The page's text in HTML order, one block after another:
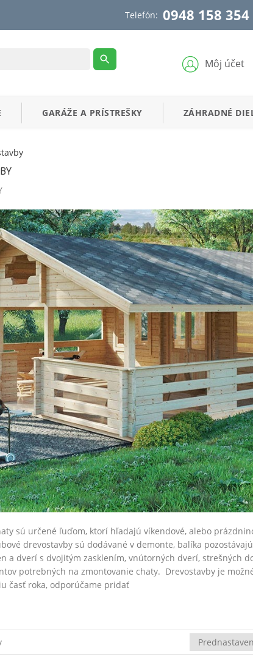
Telefón: 0948 158 354
Môj účet
GARÁŽE A PRÍSTREŠKY ZÁHRADNÉ
sú určené ľuďom, ktorí hľadajú víkendové, alebo
drevostavby sú dodávané v demonte, balíka
a dverí s dvojitým zasklením, vnútorných dverí, strešných
potrebných na zmontovanie chaty. Drevostavby je
časť roka, odporúčame pridať